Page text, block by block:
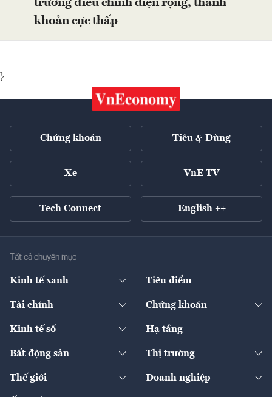
trường điều chỉnh diện rộng, thanh
khoản cực thấp
}
Chứng khoán Tiêu & Dùng
Xe VnE TV
Tech Connect English ++
Tất cả chuyên mục
Kinh tế xanh
Diễn đàn
Tiêu điểm
Tài chính
Ngân hàng
Bảo hiểm
Chứng khoán
Doanh nghiệp niêm yết
Kinh tế số
Sản phẩm - Thị trường
Hạ tầng
Bất động sản
Chính sách
Thị trường
Thế giới
Kinh tế
Doanh nghiệp